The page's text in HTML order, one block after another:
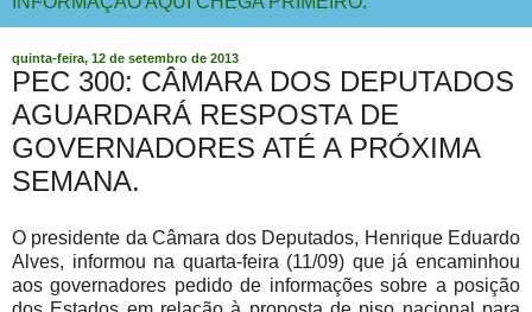
quinta-feira, 12 de setembro de 2013
PEC 300: CÂMARA DOS DEPUTADOS
AGUARDARÁ RESPOSTA DE
GOVERNADORES ATÉ A PRÓXIMA
SEMANA.
O presidente da Câmara dos Deputados, Henrique Eduardo
Alves, informou na quarta-feira (11/09) que já encaminhou
aos governadores pedido de informações sobre a posição